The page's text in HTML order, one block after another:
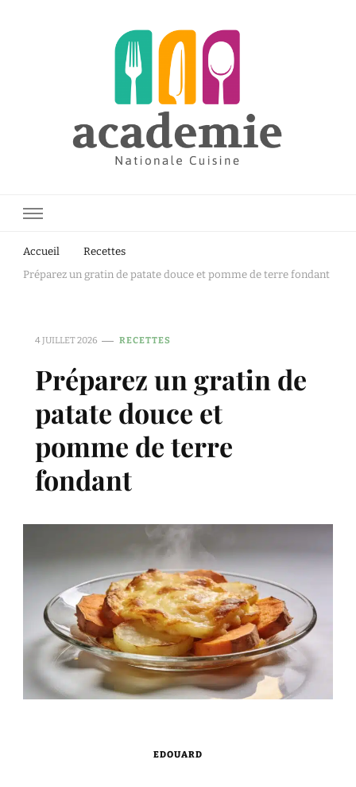
Accueil
Recettes
Préparez un gratin de patate douce et pomme de terre fondant
4 JUILLET 2026 RECETTES
Préparez un gratin de
patate douce et
pomme de terre
fondant
EDOUARD